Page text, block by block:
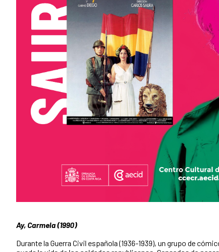
Ay, Carmela (1990)
Durante la Guerra Civil española (1936-1939), un grupo de